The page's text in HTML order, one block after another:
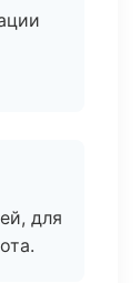
для